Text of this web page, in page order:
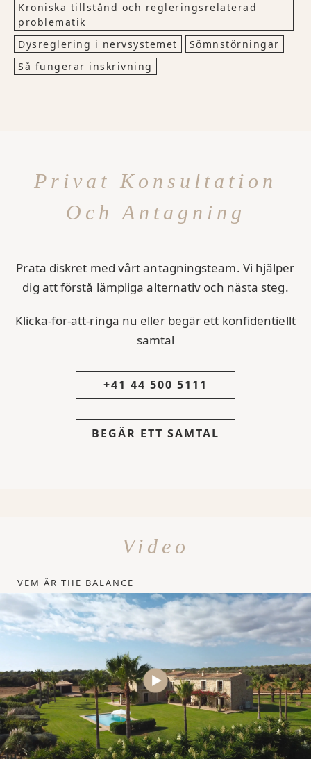
Kroniska tillstånd och regleringsrelaterad
problematik
Dysreglering i nervsystemet
Sömnstörningar
Så fungerar inskrivning
Privat Konsultation
Och Antagning
Prata diskret med vårt antagningsteam. Vi hjälper
dig att förstå lämpliga alternativ och nästa steg.
Klicka-för-att-ringa nu eller begär ett konfidentiellt
samtal
+41 44 500 5111
BEGÄR ETT SAMTAL
Video
VEM ÄR THE BALANCE